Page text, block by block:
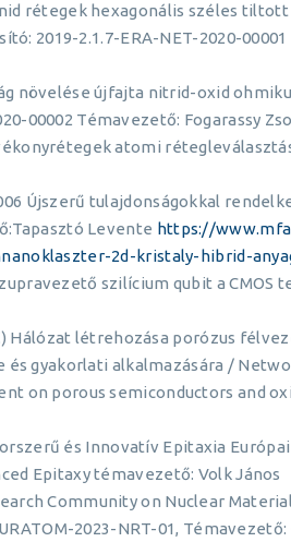
rétegek hexagonális széles
2019-2.1.7-ERA-NET-2020-
növelése újfajta nitrid-oxid
00002 Témavezető: Fogarassy
atomi
Újszerű tulajdonságokkal
Levente https://
2d-kristaly-hibrid-
szilícium qubit a CMOS
) Hálózat létrehozása porózus
gyakorlati alkalmazására /
on porous semiconductors and
és Innovatív Epitaxia
Epitaxy témavezető: Volk János
Community on Nuclear
2023-NRT-01,